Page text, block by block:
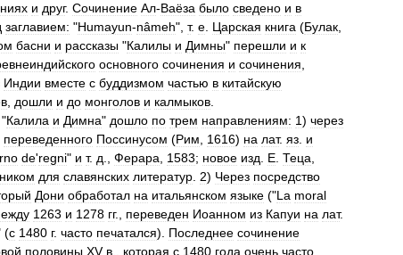
и друг. Сочинение Ал-Ваёза было сведено и в
заглавием: "Humayun-nâmeh", т. е Царская книга (Булак
басни и рассказы "Калилы и Димны" перешли и к
основного сочинения и сочинения
Индии вместе с буддизмом частью в китайскую
дошли и до монголов и калмыков
. "Калила и Димна" дошло по трем направлениям: 1) через
переведенного Поссинусом (Рим 1616) на лат. яз и
de'regni" и т. д Ферара 1583; новое изд Е Теца
для славянских литератур 2) Через посредство
Дони обработал на итальянском языке ("La moral
1263 и 1278 гг., переведен Иоанном из Капуи на лат.
(с 1480 г. часто печатался). Последнее сочинение
половины XV в которая с 1480 года очень часто